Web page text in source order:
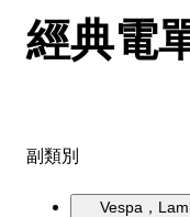
經典電
副類別
Vespa，